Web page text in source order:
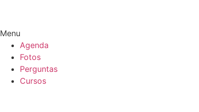
Menu
Agenda
Fotos
Perguntas
Cursos